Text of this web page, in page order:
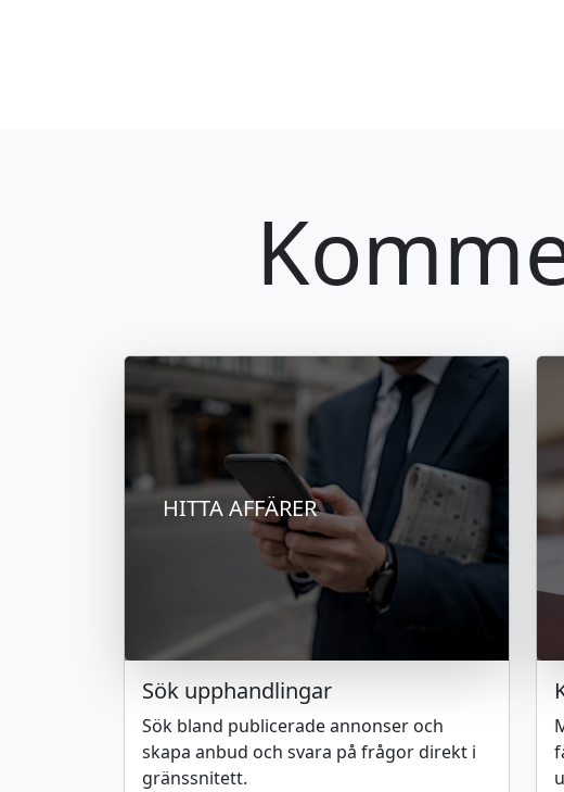
HITTA AFFÄRER
Sök upphandlingar
Sök bland publicerade annonser och
skapa anbud och svara på frågor direkt i
gränssnitett.